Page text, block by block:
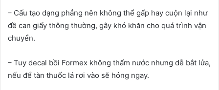
– Cấu tạo dạng phẳng nên không thể gấp hay cuộn lại như
đề can giấy thông thường, gây khó khăn cho quá trình vận
chuyển.
– Tuy decal bồi Formex không thấm nước nhưng dễ bắt lửa,
nếu để tàn thuốc lá rơi vào sẽ hỏng ngay.